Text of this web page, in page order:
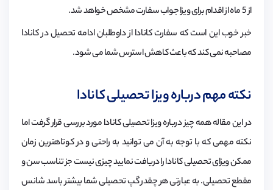
از 5 ماه از اقدام برای ویزا جواب سفارت مشخص خواهد شد.
خبر خوب این است که سفارت کانادا از داوطلبان ادامه تحصیل در کانادا
مصاحبه نمی کند که باعث کاهش استرس شما می شود.
نکته مهم درباره ویزا تحصیلی کانادا
در این مقاله همه چیز درباره ویزا تحصیلی کانادا مورد بررسی قرار گرفت اما
نکته مهمی که با توجه به آن می توانید به راحتی و در کوتاهترین زمان
ممکن ویزای تحصیلی کانادا را دریافت نمایید چیزی نیست جز تناسب سن و
مقطع تحصیلی. به عبارتی هر چقدر گپ تحصیلی شما بیشتر باسد شانس